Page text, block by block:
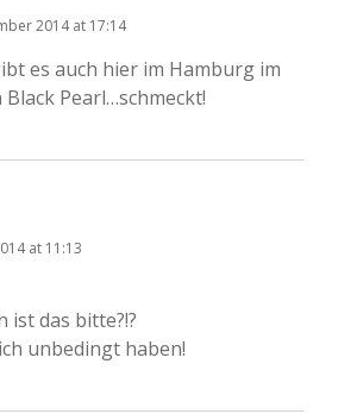
2014 at 17:14
es auch hier im Hamburg im
Black Pearl…schmeckt!
at 11:13
ist das bitte?!?
unbedingt haben!